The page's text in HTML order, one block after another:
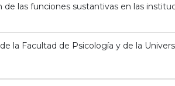
de las funciones sustantivas en las
la Facultad de Psicología y de la